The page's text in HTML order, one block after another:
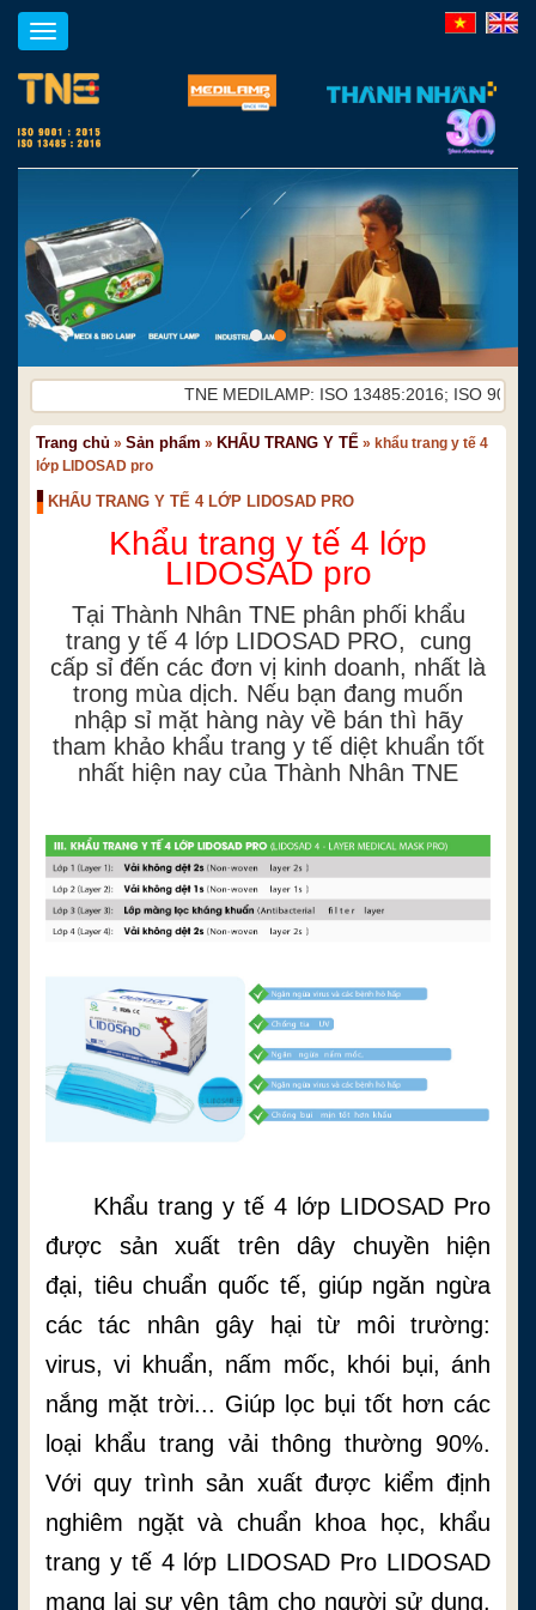
Toggle
navigation
TNE MEDILAMP: ISO 13485:2016; ISO
Trang chủ » Sản phẩm » KHẨU TRANG Y TẾ » khẩu trang y tế 4
lớp LIDOSAD pro
KHẨU TRANG Y TẾ 4 LỚP LIDOSAD PRO
Khẩu trang y tế 4 lớp
LIDOSAD pro
Tại Thành Nhân TNE phân phối khẩu
trang y tế 4 lớp LIDOSAD PRO, cung
cấp sỉ đến các đơn vị kinh doanh, nhất là
trong mùa dịch. Nếu bạn đang muốn
nhập sỉ mặt hàng này về bán thì hãy
tham khảo khẩu trang y tế diệt khuẩn tốt
nhất hiện nay của Thành Nhân TNE
Khẩu trang y tế 4 lớp LIDOSAD Pro
được sản xuất trên dây chuyền hiện
đại, tiêu chuẩn quốc tế, giúp ngăn ngừa
các tác nhân gây hại từ môi trường:
virus, vi khuẩn, nấm mốc, khói bụi, ánh
nắng mặt trời... Giúp lọc bụi tốt hơn các
loại khẩu trang vải thông thường 90%.
Với quy trình sản xuất được kiểm định
nghiêm ngặt và chuẩn khoa học, khẩu
trang y tế 4 lớp LIDOSAD Pro LIDOSAD
mang lại sự yên tâm cho người sử dụng.